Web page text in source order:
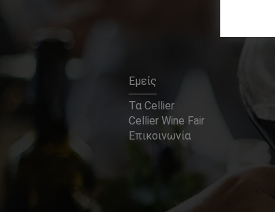
Εμείς
Τα Cellier
Cellier Wine Fair
Επικοινωνία